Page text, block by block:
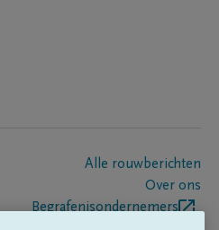
Alle rouwberichten
Over ons
Begrafenisondernemers